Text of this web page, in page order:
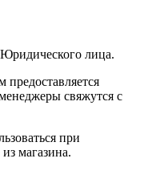
лица.
предоставляется
свяжутся с
при
магазина.